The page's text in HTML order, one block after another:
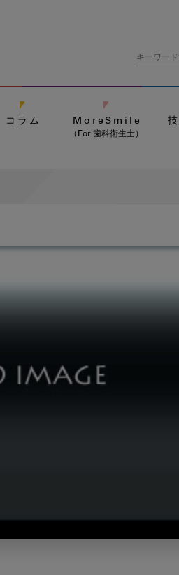
コラム MoreSmile
（For 歯科衛生士）